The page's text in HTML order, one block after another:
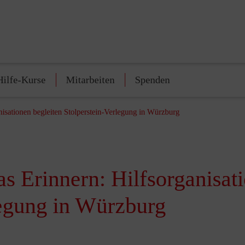
Kurse Mitarbeiten Spenden
begleiten Stolperstein-Verlegung in Würzburg
Erinnern:
in Würzburg